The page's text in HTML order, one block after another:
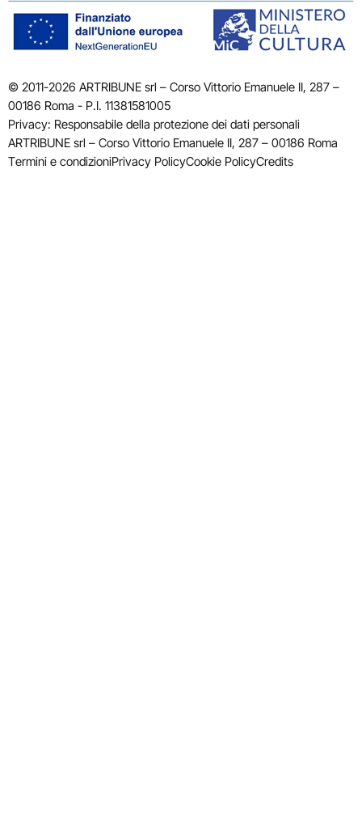
© 2011-2026 ARTRIBUNE srl – Corso Vittorio Emanuele II, 287 –
00186 Roma - P.I. 11381581005
Privacy: Responsabile della protezione dei dati personali
ARTRIBUNE srl – Corso Vittorio Emanuele II, 287 – 00186 Roma
Termini e condizioniPrivacy PolicyCookie PolicyCredits